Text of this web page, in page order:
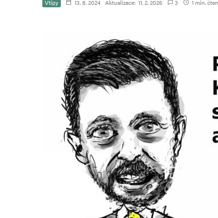
Vtipy 13. 8. 2024 Aktualizace: 11. 2. 2026 3 1 min.